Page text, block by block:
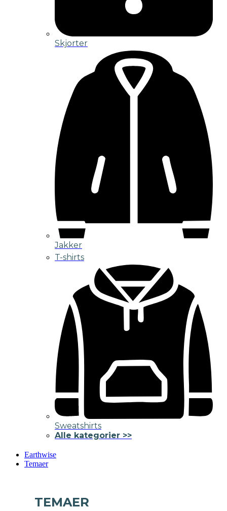
Skjorter
Jakker
T-shirts
Sweatshirts
Alle kategorier >>
Earthwise
Temaer
TEMAER